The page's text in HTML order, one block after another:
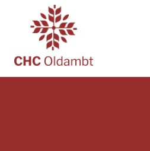
inhoud
sidebar
Zonder